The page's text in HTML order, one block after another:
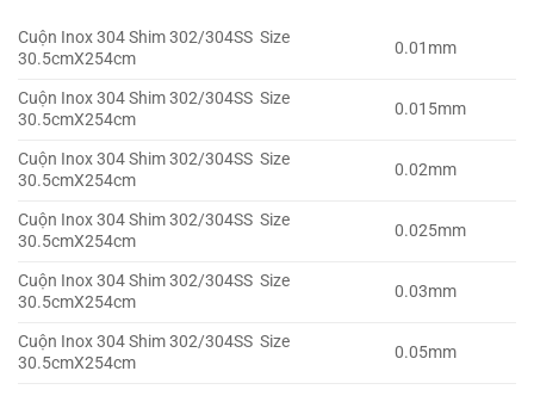
Cuộn Inox 304 Shim 302/304SS Size
30.5cmX254cm
0.01mm
Cuộn Inox 304 Shim 302/304SS Size
30.5cmX254cm
0.015mm
Cuộn Inox 304 Shim 302/304SS Size
30.5cmX254cm
0.02mm
Cuộn Inox 304 Shim 302/304SS Size
30.5cmX254cm
0.025mm
Cuộn Inox 304 Shim 302/304SS Size
30.5cmX254cm
0.03mm
Cuộn Inox 304 Shim 302/304SS Size
30.5cmX254cm
0.05mm